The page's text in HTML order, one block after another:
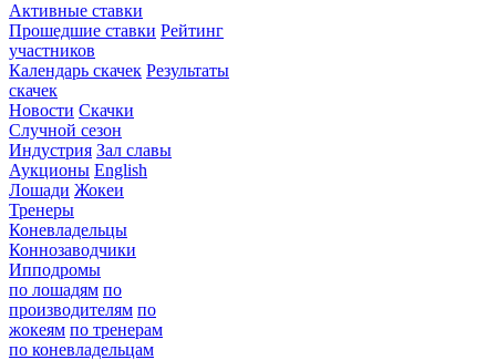
Активные ставки
Прошедшие ставки Рейтинг
участников
Календарь скачек Результаты
скачек
Новости Скачки
Случной сезон
Индустрия Зал славы
Аукционы English
Лошади Жокеи
Тренеры
Коневладельцы
Коннозаводчики
Ипподромы
по лошадям по
производителям по
жокеям по тренерам
по коневладельцам